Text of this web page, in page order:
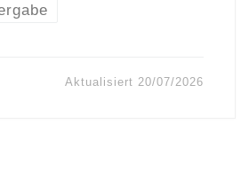
Aktualisiert 20/07/2026